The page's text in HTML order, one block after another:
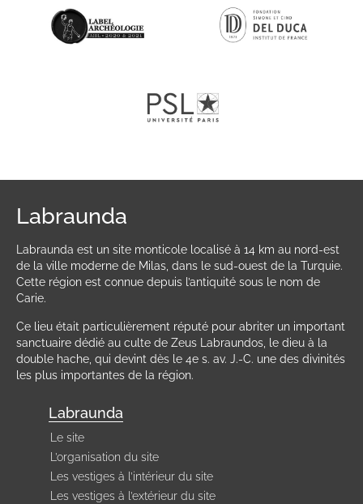
Labraunda
Labraunda est un site monticole localisé à 14 km au nord-est
de la ville moderne de Milas, dans le sud-ouest de la Turquie.
Cette région est connue depuis l’antiquité sous le nom de
Carie.
Ce lieu était particulièrement réputé pour abriter un important
sanctuaire dédié au culte de Zeus Labraundos, le dieu à la
double hache, qui devint dès le 4e s. av. J.-C. une des divinités
les plus importantes de la région.
Labraunda
Le site
L’organisation du site
Les vestiges à l’intérieur du site
Les vestiges à l’extérieur du site